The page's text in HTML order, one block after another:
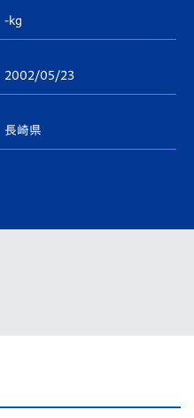
-kg
2002/05/23
長崎県